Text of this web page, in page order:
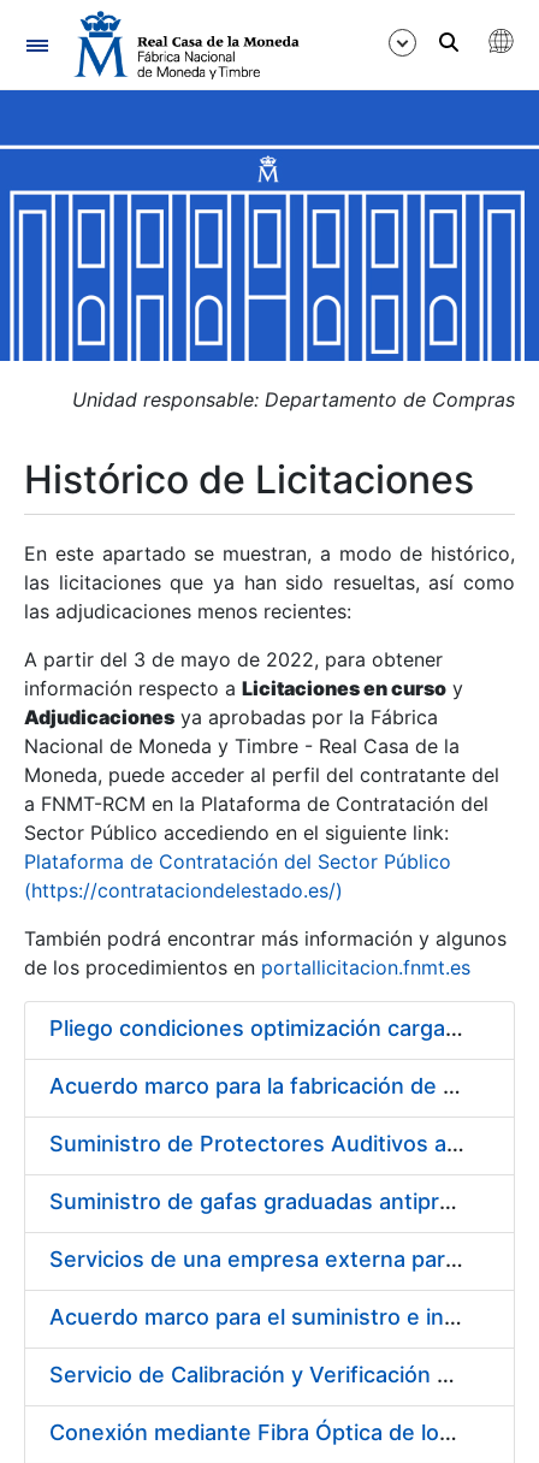
Navegación
Mostrar/Ocultar
Mostrar/Ocultar
Mostrar/Ocultar
Mostrar/Ocultar
Mostrar/Ocultar
Mostrar/Ocultar
Unidad responsable: Departamento de Compras
Histórico de Licitaciones
En este apartado se muestran, a modo de histórico,
las licitaciones que ya han sido resueltas, así como
las adjudicaciones menos recientes:
A partir del 3 de mayo de 2022, para obtener
información respecto a Licitaciones en curso y
Adjudicaciones ya aprobadas por la Fábrica
Nacional de Moneda y Timbre - Real Casa de la
Moneda, puede acceder al perfil del contratante del
a FNMT-RCM en la Plataforma de Contratación del
Sector Público accediendo en el siguiente link:
Plataforma de Contratación del Sector Público
(https://contrataciondelestado.es/)
También podrá encontrar más información y algunos
de los procedimientos en portallicitacion.fnmt.es
Pliego condiciones optimización cargas compras firmado
Acuerdo marco para la fabricación de piezas
Suministro de Protectores Auditivos a medida para las personas trabajadoras de los Centros de Trabajo de Madrid y Burgos
Suministro de gafas graduadas antiproyecciones para los trabajadores de la FNMT-RCM en los centros de trabajo de Madrid y Burgos
Servicios de una empresa externa para el asesoramiento y resolución de los recursos de alzada que se presentan relacionados con procesos de selección para la FNMT-RCM
Acuerdo marco para el suministro e instalación de persianas, estores y otros complementos
Servicio de Calibración y Verificación Externa de los Equipos de Medición del Servicio de Prevención de la FNMT-RCM
Conexión mediante Fibra Óptica de los Centros de Proceso de Datos (CPDs) de las sedes de la FNMT-RCM de Burgos y Madrid